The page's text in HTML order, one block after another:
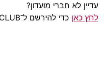
עדיין לא חברי מועדון?
לחץ כאן כדי להירשם ל־AdvantageCLUB!